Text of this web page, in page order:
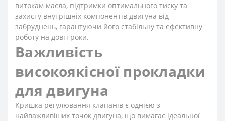
витокам масла, підтримки оптимального тиску та
захисту внутрішніх компонентів двигуна від
забруднень, гарантуючи його стабільну та ефективну
роботу на довгі роки.
Важливість
високоякісної прокладки
для двигуна
Кришка регулювання клапанів є однією з
найважливіших точок двигуна, що вимагає ідеальної